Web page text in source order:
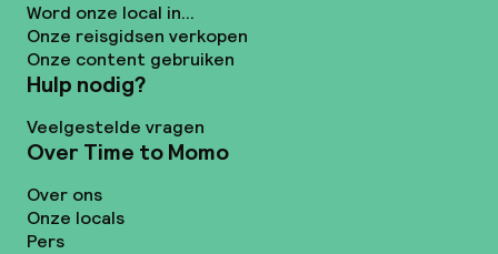
Word onze local in...
Onze reisgidsen verkopen
Onze content gebruiken
Hulp nodig?
Veelgestelde vragen
Over Time to Momo
Over ons
Onze locals
Pers